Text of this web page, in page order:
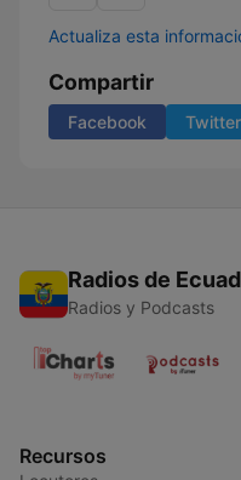
Actualiza esta
Compartir
Facebook Twitter
Radios de
Radios y Podcasts
Recursos